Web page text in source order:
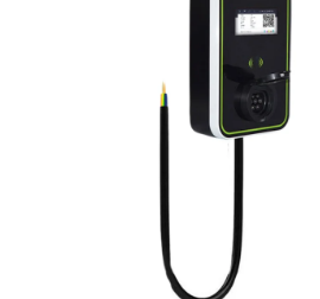
hvězdiček.